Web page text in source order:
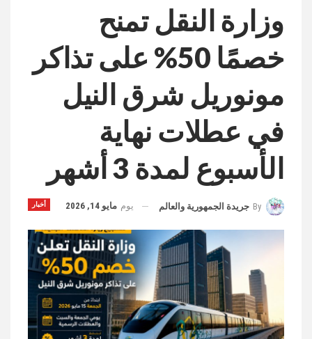
وزارة النقل تمنح
خصمًا 50% على تذاكر
مونوريل شرق النيل
في عطلات نهاية
الأسبوع لمدة 3 أشهر
أخبار By جريدة الجمهورية والعالم يوم مايو 14, 2026